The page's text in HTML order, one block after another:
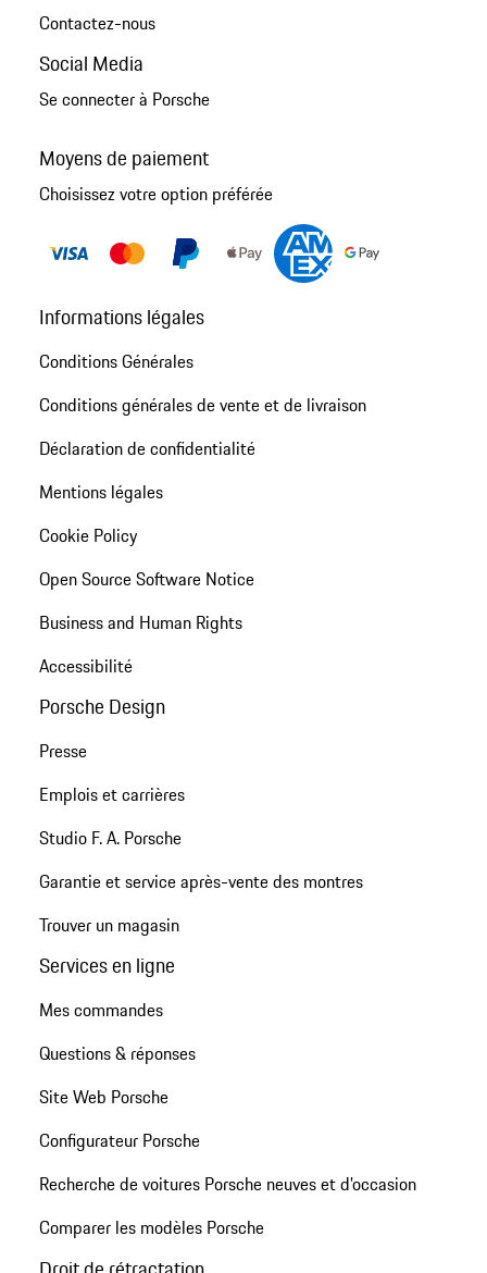
Contactez-nous
Social Media
Se connecter à Porsche
Moyens de paiement
Choisissez votre option préférée
Informations légales
Conditions Générales
Conditions générales de vente et de livraison
Déclaration de confidentialité
Mentions légales
Cookie Policy
Open Source Software Notice
Business and Human Rights
Accessibilité
Porsche Design
Presse
Emplois et carrières
Studio F. A. Porsche
Garantie et service après-vente des montres
Trouver un magasin
Services en ligne
Mes commandes
Questions & réponses
Site Web Porsche
Configurateur Porsche
Recherche de voitures Porsche neuves et d'occasion
Comparer les modèles Porsche